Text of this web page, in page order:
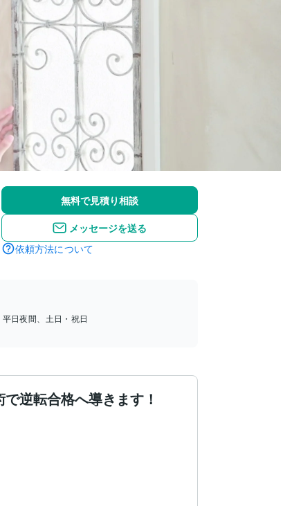
無料で見積り相談
メッセージを送る
依頼方法について
日夜間、土日・祝日
逆転合格へ導きます！